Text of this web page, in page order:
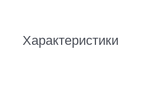
Характеристики